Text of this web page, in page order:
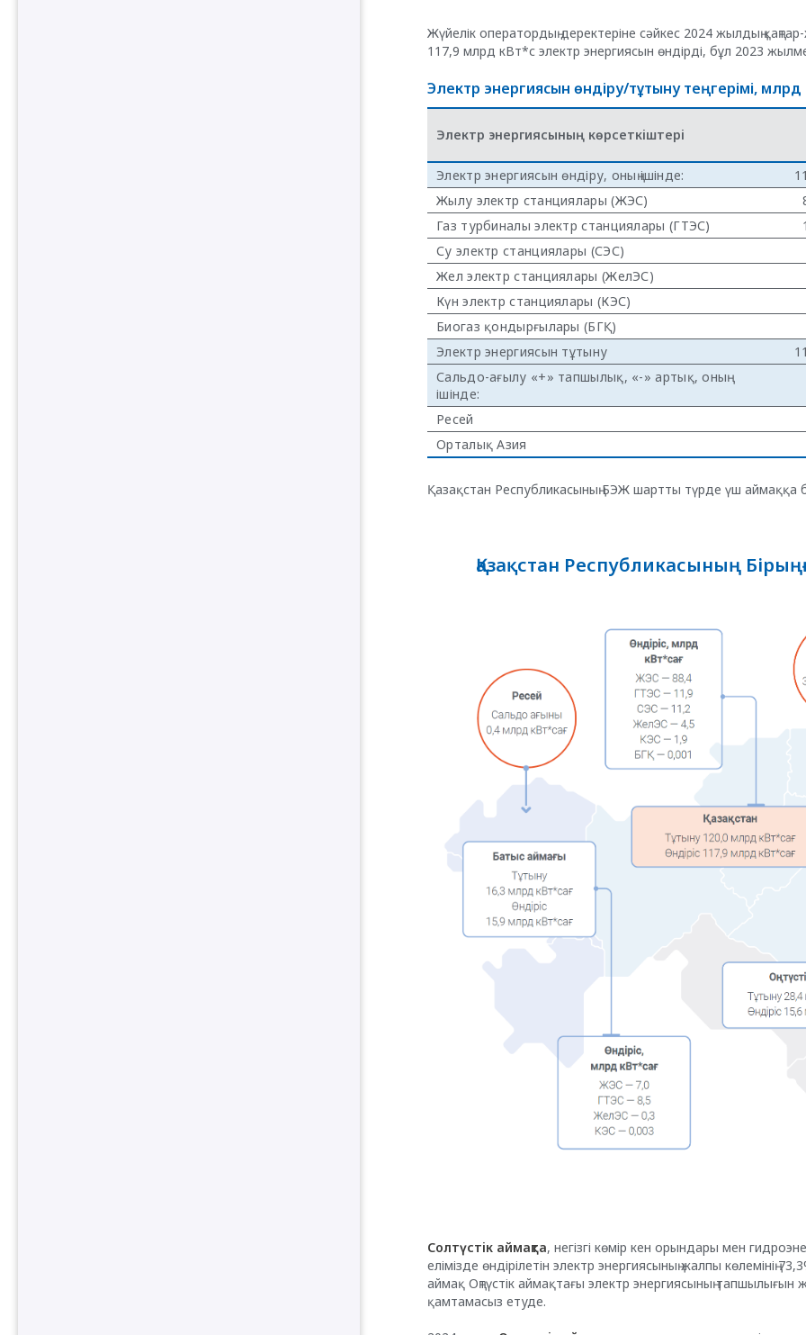
Жүйелік оператордың деректеріне сәйкес 2024 жылдың
117,9 млрд кВт*с электр энергиясын өндірді, бұл 2023
Электр энергиясын өндіру/тұтыну теңгерімі, млрд
Электр энергиясының көрсеткіштері
Электр энергиясын өндіру, оның ішінде:
Жылу электр станциялары (ЖЭС)
Газ турбиналы электр станциялары (ГТЭС)
Су электр станциялары (СЭС)
Жел электр станциялары (ЖелЭС)
Күн электр станциялары (КЭС)
Биогаз қондырғылары (БГҚ)
Электр энергиясын тұтыну
Сальдо-ағылу «+» тапшылық, «-» артық, оның
ішінде:
Ресей
Орталық Азия
Қазақстан Республикасының БЭЖ шартты түрде үш аймаққа
Қазақстан Республикасының
Солтүстік аймақта, негізгі көмір кен орындары мен
елімізде өндірілетін электр энергиясының жалпы көлемінің
аймақ Оңтүстік аймақтағы электр энергиясының
қамтамасыз етуде.